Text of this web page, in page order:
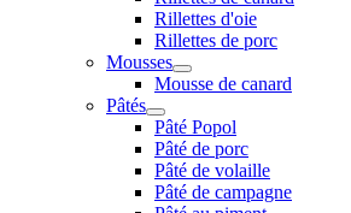
Rillettes d'oie
Rillettes de porc
Mousses
Mousse de canard
Pâtés
Pâté Popol
Pâté de porc
Pâté de volaille
Pâté de campagne